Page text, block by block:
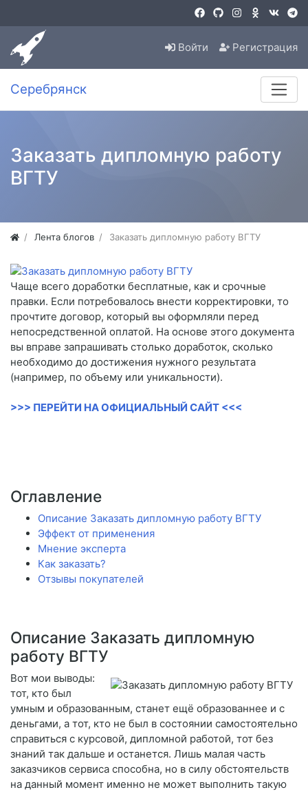
Войти Регистрация
Серебрянск
Заказать дипломную работу
ВГТУ
Лента блогов Заказать дипломную работу ВГТУ
Чаще всего доработки бесплатные, как и срочные
правки. Если потребовалось внести корректировки, то
прочтите договор, который вы оформляли перед
непосредственной оплатой. На основе этого документа
вы вправе запрашивать столько доработок, сколько
необходимо до достижения нужного результата
(например, по объему или уникальности).
>>> ПЕРЕЙТИ НА ОФИЦИАЛЬНЫЙ САЙТ <<<
Оглавление
Описание Заказать дипломную работу ВГТУ
Эффект от применения
Мнение эксперта
Как заказать?
Отзывы покупателей
Описание Заказать дипломную
работу ВГТУ
Вот мои выводы:
тот, кто был
умным и образованным, станет ещё образованнее и с
деньгами, а тот, кто не был в состоянии самостоятельно
справиться с курсовой, дипломной работой, тот без
знаний так дальше и останется. Лишь малая часть
заказчиков сервиса способна, но в силу обстоятельств
на данный момент именно не может выполнить такую